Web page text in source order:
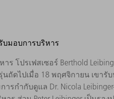
บมอบการบริหาร
าร โปรเฟสเซอร์ Berthold
ถัดไปเมื่อ 18 พฤศจิกายน เขารั
รกำกับดูแล Dr. Nicola